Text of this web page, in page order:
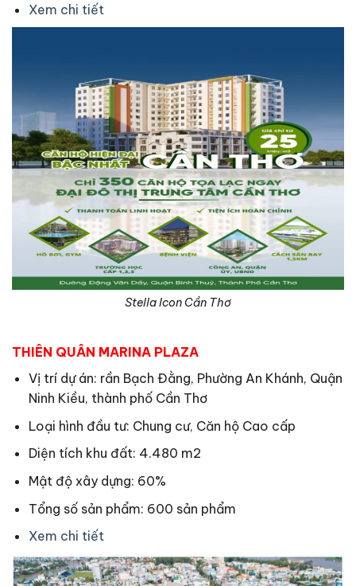
Xem chi tiết
Stella Icon Cần Thơ
THIÊN QUÂN MARINA PLAZA
Vị trí dự án: rần Bạch Đằng, Phường An Khánh, Quận
Ninh Kiều, thành phố Cần Thơ
Loại hình đầu tư: Chung cư, Căn hộ Cao cấp
Diện tích khu đất: 4.480 m2
Mật độ xây dựng: 60%
Tổng số sản phẩm: 600 sản phẩm
Xem chi tiết